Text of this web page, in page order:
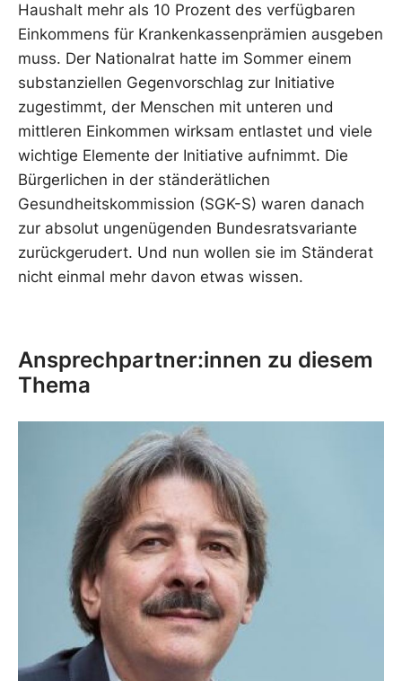
Haushalt mehr als 10 Prozent des verfügbaren
Einkommens für Krankenkassenprämien ausgeben
muss. Der Nationalrat hatte im Sommer einem
substanziellen Gegenvorschlag zur Initiative
zugestimmt, der Menschen mit unteren und
mittleren Einkommen wirksam entlastet und viele
wichtige Elemente der Initiative aufnimmt. Die
Bürgerlichen in der ständerätlichen
Gesundheitskommission (SGK-S) waren danach
zur absolut ungenügenden Bundesratsvariante
zurückgerudert. Und nun wollen sie im Ständerat
nicht einmal mehr davon etwas wissen.
Ansprechpartner:innen zu diesem
Thema